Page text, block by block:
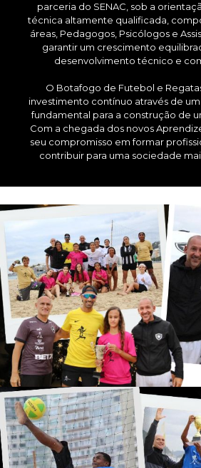
parceria do SENAC, sob a
técnica altamente qualificada,
áreas, Pedagogos, Psicólogos e
garantir um crescimento
desenvolvimento técnico e
O Botafogo de Futebol e
investimento contínuo através de
fundamental para a construção de
Com a chegada dos novos
seu compromisso em formar
contribuir para uma sociedade